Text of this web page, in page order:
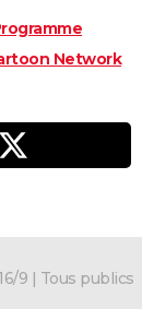
Network
9 | Tous publics